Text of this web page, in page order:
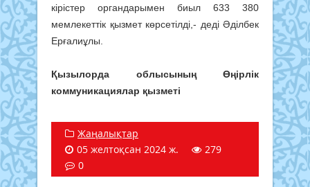
кірістер органдарымен биыл 633 380
мемлекеттік қызмет көрсетілді,- деді Әділбек
Ерғалиұлы.
Қызылорда облысының Өңірлік
коммуникациялар қызметі
Жаңалықтар
05 желтоқсан 2024 ж.
279
0